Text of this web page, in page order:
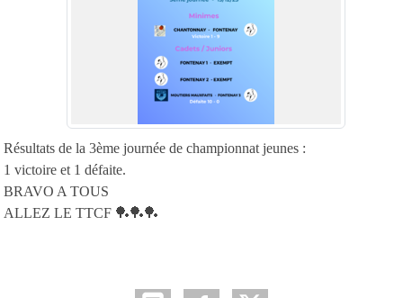
Résultats de la 3ème journée de championnat jeunes :
1 victoire et 1 défaite.
BRAVO A TOUS
ALLEZ LE TTCF 🏓🏓🏓